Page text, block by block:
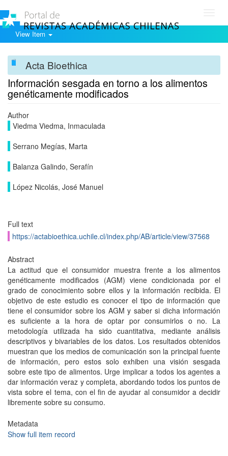
View Item
Acta Bioethica
Información sesgada en torno a los alimentos
genéticamente modificados
Author
Viedma Viedma, Inmaculada
Serrano Megías, Marta
Balanza Galindo, Serafín
López Nicolás, José Manuel
Full text
https://actabioethica.uchile.cl/index.php/AB/article/view/37568
Abstract
La actitud que el consumidor muestra frente a los alimentos
genéticamente modificados (AGM) viene condicionada por el
grado de conocimiento sobre ellos y la información recibida. El
objetivo de este estudio es conocer el tipo de información que
tiene el consumidor sobre los AGM y saber si dicha información
es suficiente a la hora de optar por consumirlos o no. La
metodología utilizada ha sido cuantitativa, mediante análisis
descriptivos y bivariables de los datos. Los resultados obtenidos
muestran que los medios de comunicación son la principal fuente
de información, pero estos solo exhiben una visión sesgada
sobre este tipo de alimentos. Urge implicar a todos los agentes a
dar información veraz y completa, abordando todos los puntos de
vista sobre el tema, con el fin de ayudar al consumidor a decidir
libremente sobre su consumo.
Metadata
Show full item record